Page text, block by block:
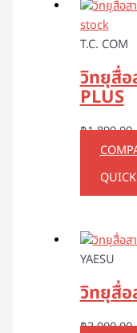
stock
T.C. COM
วิทยุสื่อ
PLUS
฿1,890.00
YAESU
วิทยุสื่อ
฿3,900.00